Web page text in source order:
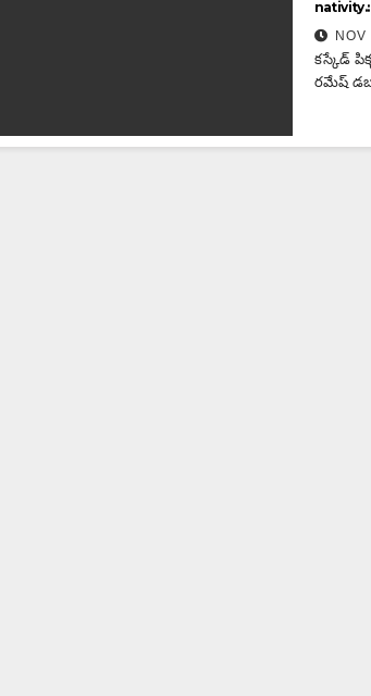
nativity.:
NOV
కస్కేడ్
రమేష్